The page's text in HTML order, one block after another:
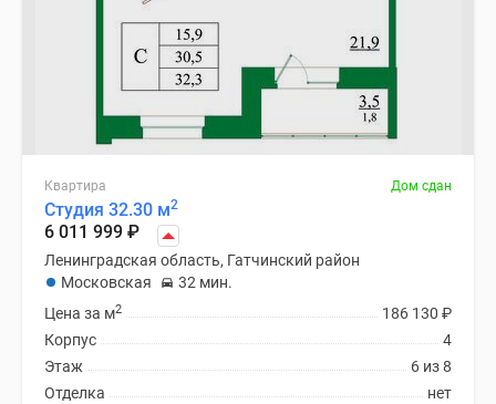
Квартира Дом сдан
Студия 32.30 м2
6 011 999 ₽
Ленинградская область, Гатчинский район
Московская
32 мин.
186 130 ₽
Цена за м2
4
Корпус
6 из 8
Этаж
нет
Отделка